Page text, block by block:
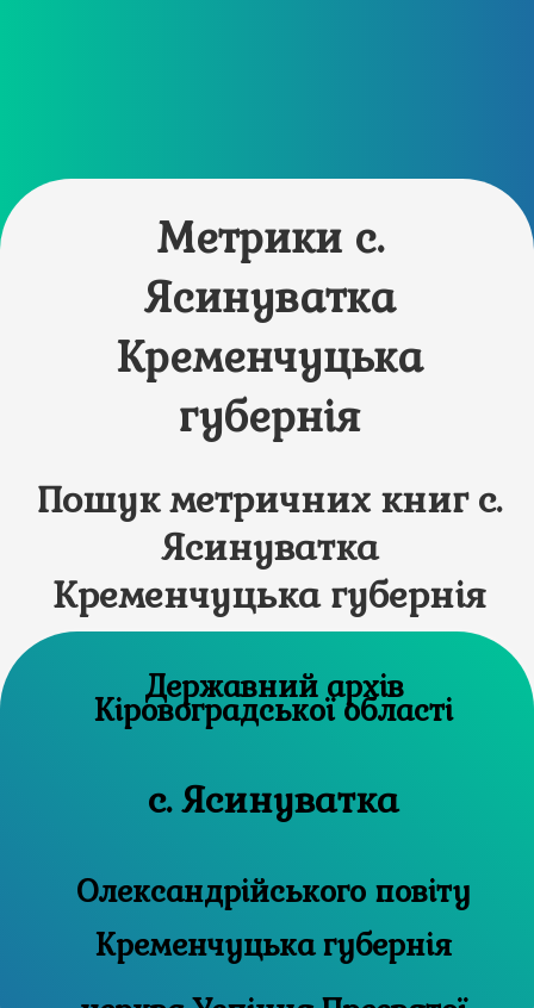
Метрики с.
Ясинуватка
Кременчуцька
губернія
Пошук метричних книг с.
Ясинуватка
Кременчуцька губернія
Державний архів
Кіровоградської області
с. Ясинуватка
Олександрійського повіту
Кременчуцька губернія